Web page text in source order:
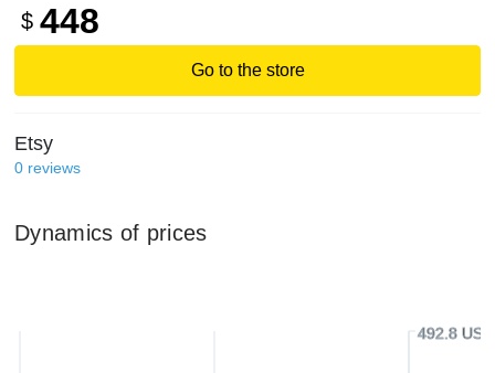
$ 448
Go to the store
Etsy
0 reviews
Dynamics of prices
492.8 USD